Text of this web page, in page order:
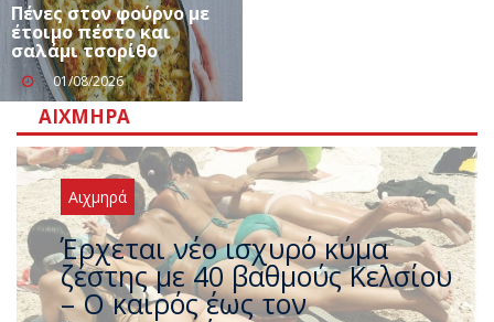
Πένες στον φούρνο με
έτοιμο πέστο και
σαλάμι τσορίθο
01/08/2026
ΑΙΧΜΗΡΆ
Αιχμηρά
Άφαντος ο Τσίπρας… την ώρα
που η χώρα καίγεται